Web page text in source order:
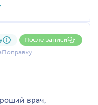
После записи
врач,